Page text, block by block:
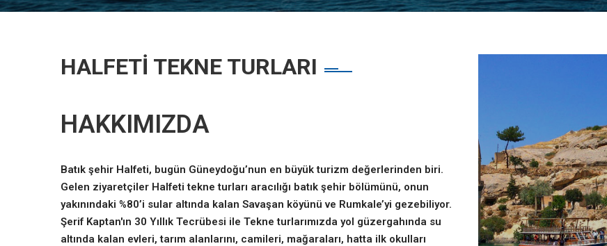
HALFETİ TEKNE TURLARI
HAKKIMIZDA
Batık şehir Halfeti, bugün Güneydoğu’nun en büyük turizm değerlerinden biri.
Gelen ziyaretçiler Halfeti tekne turları aracılığı batık şehir bölümünü, onun
yakınındaki %80’i sular altında kalan Savaşan köyünü ve Rumkale’yi gezebiliyor.
Şerif Kaptan'ın 30 Yıllık Tecrübesi ile Tekne turlarımızda yol güzergahında su
altında kalan evleri, tarım alanlarını, camileri, mağaraları, hatta ilk okulları